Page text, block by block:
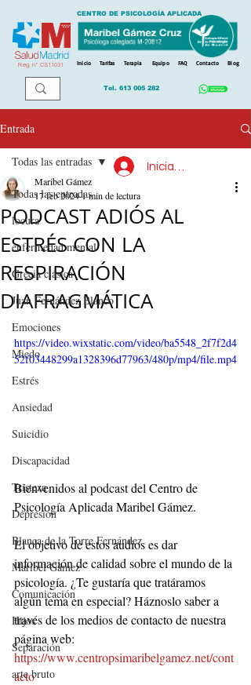
Reg. nº CS11031
CENTRO DE PSICOLOGÍA APLICADA
Inicio Tarifas Terapia Equipo FAQ Contacto Blog
Tel. 613 005 282
Entrada
Todas las entradas
locura
enfermedad mental
Grecia clásica
Juan Fernández Blanco
Emociones
Miedo
Estrés
Ansiedad
Suicidio
Discapacidad
Tristeza
Depresión
Blanca de la Torre Fernández
Maribel Gámez
Comunicación
Hijos
Separación
arte bruto
Todas las entradas
PODCAST ADIÓS AL
ESTRÉS CON LA
RESPIRACIÓN
DIAFRAGMÁTICA
Maribel Gámez
17 feb 20241 min de lectura
https://video.wixstatic.com/video/ba5548_2f7f2d4
52f03448299a1328396d77963/480p/mp4/file.mp4
Bienvenidos al podcast del Centro de
Psicología Aplicada Maribel Gámez.
El objetivo de estos audios es dar
información de calidad sobre el mundo de la
psicología. ¿Te gustaría que tratáramos
algún tema en especial? Háznoslo saber a
través de los medios de contacto de nuestra
página web:
https://www.centropsimaribelgamez.net/cont
acto
Iniciar sesión